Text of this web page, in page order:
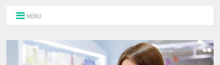
MENU